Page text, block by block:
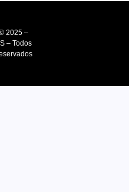
2025 –
– Todos